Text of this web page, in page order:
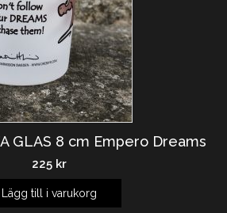
GLAS 8 cm Empero Dreams
225 kr
Lägg till i varukorg